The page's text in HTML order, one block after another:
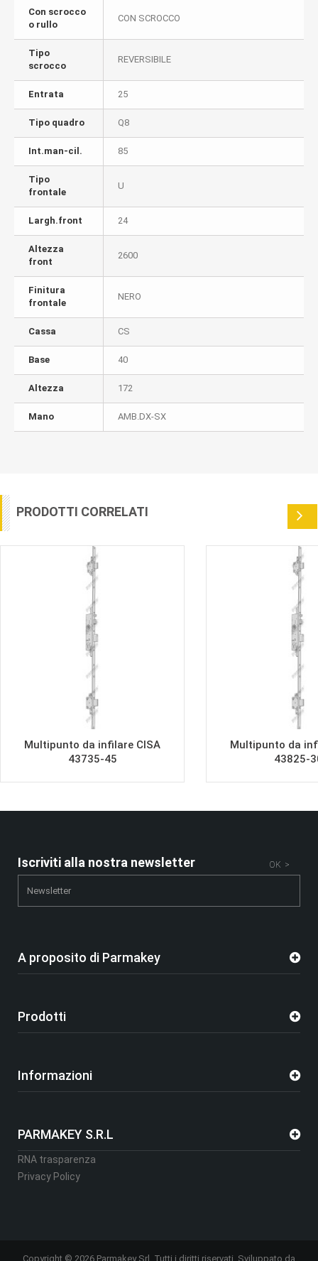
Con scrocco
o rullo
CON SCROCCO
Tipo
scrocco
REVERSIBILE
Entrata 25
Tipo quadro Q8
Int.man-cil. 85
Tipo
frontale
U
Largh.front 24
Altezza
front
2600
Finitura
frontale
NERO
Cassa CS
Base 40
Altezza 172
Mano AMB.DX-SX
PRODOTTI CORRELATI
Multipunto da infilare CISA
43735-45
Multipunto da
43825-
Iscriviti alla nostra newsletter OK >
A proposito di Parmakey
Prodotti
Informazioni
PARMAKEY S.R.L
RNA trasparenza
Privacy Policy
Copyright © 2026 Parmakey Srl. Tutti i diritti riservati. Sviluppato da